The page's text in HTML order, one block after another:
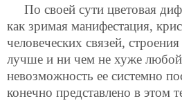
По своей сути цветовая
как зримая манифестация,
человеческих связей,
лучше и ни чем не хуже
невозможность ее системно
конечно представлено в этом